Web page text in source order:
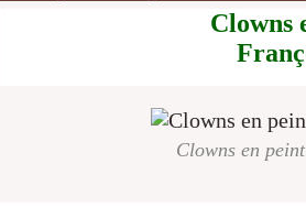
Clowns
Clowns en